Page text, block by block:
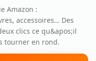
Amazon :
accessoires… Des
clics ce qu&apos;il
tourner en rond.